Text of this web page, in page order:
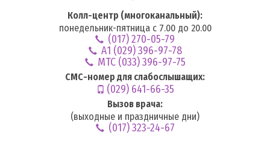
Колл-центр (многоканальный):
понедельник-пятница с 7.00 до 20.00
(017) 270-05-79
А1 (029) 396-97-78
MTC (033) 396-97-75
СМС-номер для слабослышащих:
(029) 641-66-35
Вызов врача:
(выходные и праздничные дни)
(017) 323-24-67